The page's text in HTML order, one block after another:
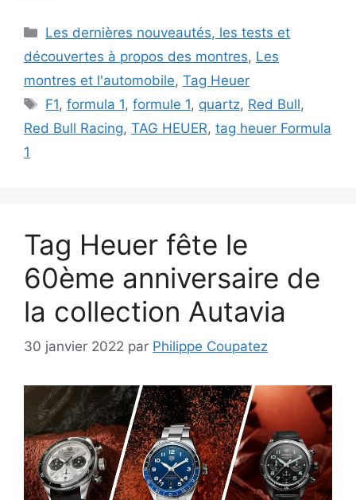
Catégories
Les dernières nouveautés, les tests et
découvertes à propos des montres, Les
montres et l'automobile, Tag Heuer
Étiquettes
F1,formula 1,formule 1, quartz, Red Bull,
Red Bull Racing, TAG HEUER, tag heuer Formula
1
Tag Heuer fête le
60ème anniversaire de
la collection Autavia
30 janvier 2022 par Philippe Coupatez